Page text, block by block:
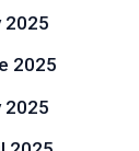
2025
2025
2025